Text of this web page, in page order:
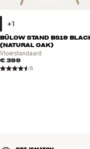
BÜLOW STAND BS19
(NATURAL OAK)
Vloerstandaard
€ 399
6